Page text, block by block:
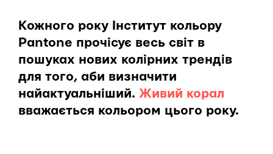
Кожного року Інститут кольору
Pantone прочісує весь світ в
пошуках нових колірних трендів
для того, аби визначити
найактуальніший. Живий корал
вважається кольором цього року.